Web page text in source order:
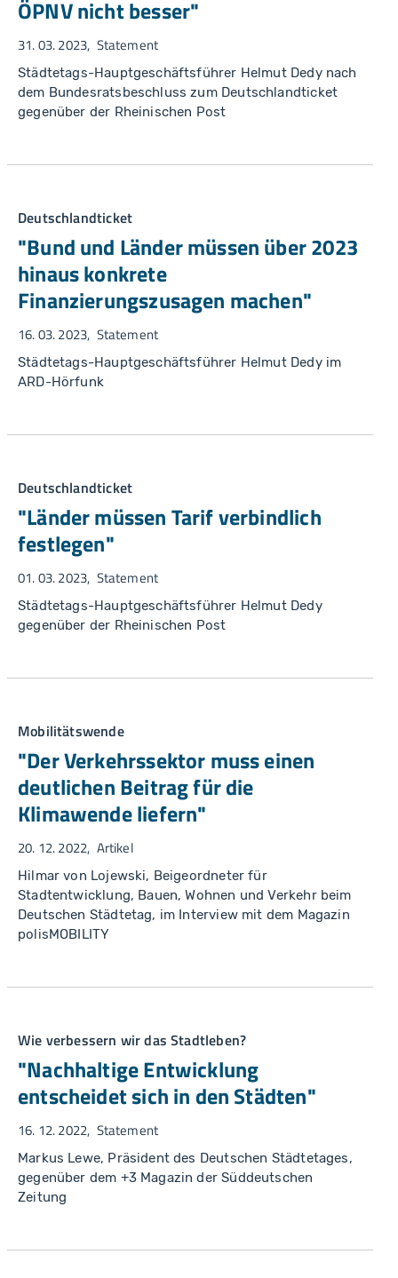
ÖPNV nicht besser"
31. 03. 2023 Statement
Städtetags-Hauptgeschäftsführer Helmut Dedy nach
dem Bundesratsbeschluss zum Deutschlandticket
gegenüber der Rheinischen Post
Deutschlandticket
"Bund und Länder müssen über 2023
hinaus konkrete
Finanzierungszusagen machen"
16. 03. 2023 Statement
Städtetags-Hauptgeschäftsführer Helmut Dedy im
ARD-Hörfunk
Deutschlandticket
"Länder müssen Tarif verbindlich
festlegen"
01. 03. 2023 Statement
Städtetags-Hauptgeschäftsführer Helmut Dedy
gegenüber der Rheinischen Post
Mobilitätswende
"Der Verkehrssektor muss einen
deutlichen Beitrag für die
Klimawende liefern"
20. 12. 2022 Artikel
Hilmar von Lojewski, Beigeordneter für
Stadtentwicklung, Bauen, Wohnen und Verkehr beim
Deutschen Städtetag, im Interview mit dem Magazin
polisMOBILITY
Wie verbessern wir das Stadtleben?
"Nachhaltige Entwicklung
entscheidet sich in den Städten"
16. 12. 2022 Statement
Markus Lewe, Präsident des Deutschen Städtetages,
gegenüber dem +3 Magazin der Süddeutschen
Zeitung